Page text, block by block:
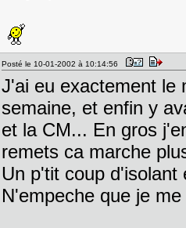
Posté le 10-01-2002 à 10:14:56
J'ai eu exactement le
semaine, et enfin y
et la CM... En gros
remets ca marche
Un p'tit coup d'isolant
N'empeche que je